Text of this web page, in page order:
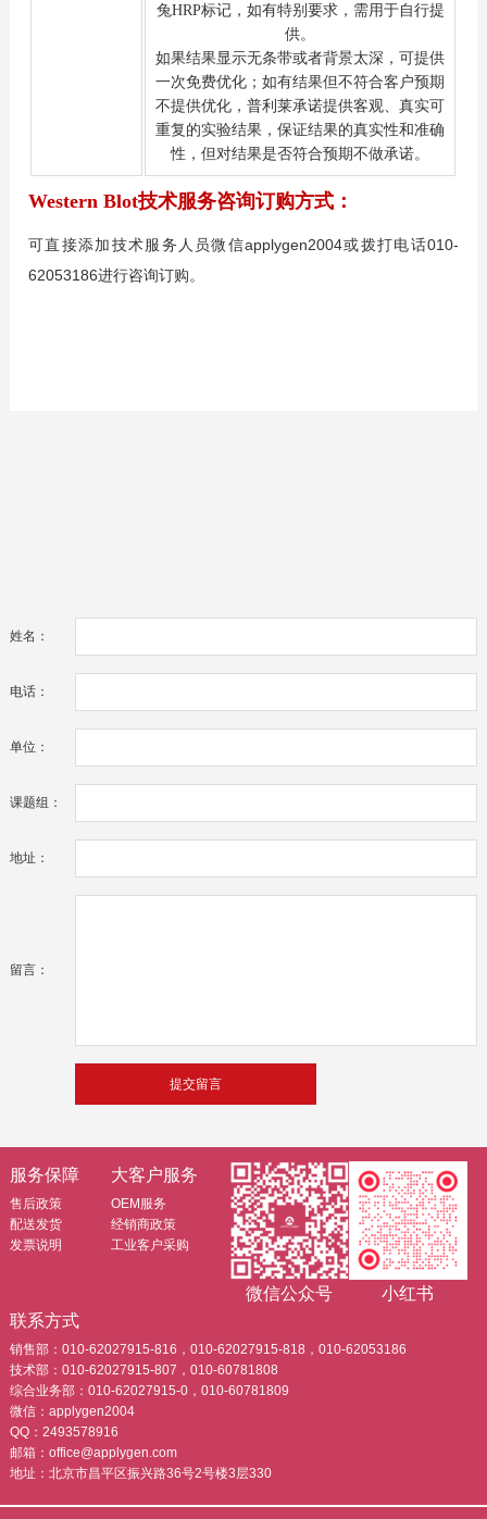
兔HRP标记，如有特别要求，需用于自行提
供。
如果结果显示无条带或者背景太深，可提供
一次免费优化；如有结果但不符合客户预期
不提供优化，普利莱承诺提供客观、真实可
重复的实验结果，保证结果的真实性和准确
性，但对结果是否符合预期不做承诺。
Western Blot技术服务咨询订购方式：
可直接添加技术服务人员微信applygen2004或拨打电话010-
62053186进行咨询订购。
姓名：
电话：
单位：
课题组：
地址：
留言：
服务保障
售后政策
配送发货
发票说明
大客户服务
OEM服务
经销商政策
工业客户采购
微信公众号
小红书
联系方式
销售部：010-62027915-816，010-62027915-818，010-62053186
技术部：010-62027915-807，010-60781808
综合业务部：010-62027915-0，010-60781809
微信：applygen2004
QQ：2493578916
邮箱：office@applygen.com
地址：北京市昌平区振兴路36号2号楼3层330